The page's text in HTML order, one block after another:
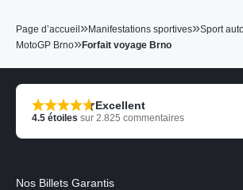
Page d’accueil»Manifestations sportives»Sport
MotoGP Brno»Forfait voyage Brno
Excellent
4.5 étoiles sur 2.825 commentaires
Nos Billets Garantis